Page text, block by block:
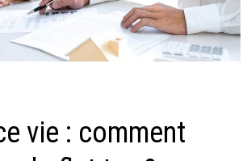
vie : comment